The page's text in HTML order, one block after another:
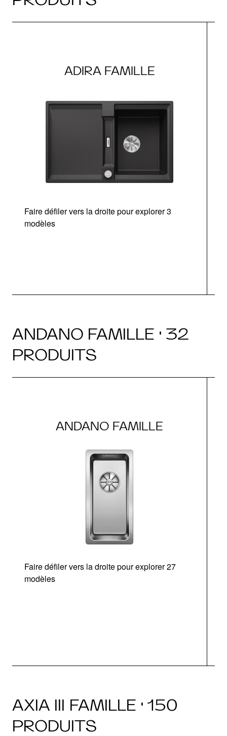
ADIRA FAMILLE
Faire défiler vers la droite pour explorer 3
modèles
ANDANO FAMILLE · 32
PRODUITS
ANDANO FAMILLE
Faire défiler vers la droite pour explorer 27
modèles
AXIA III FAMILLE · 150
PRODUITS